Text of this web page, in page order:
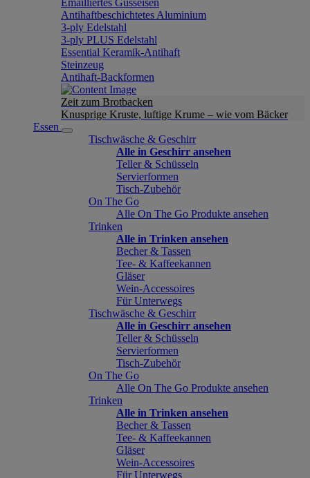
Emailliertes Gusseisen
Antihaftbeschichtetes Aluminium
3-ply Edelstahl
3-ply PLUS Edelstahl
Essential Keramik-Antihaft
Steinzeug
Antihaft-Backformen
Zeit zum Brotbacken
Knusprige Kruste, luftige Krume – wie vom Bäcker
Essen
Tischwäsche & Geschirr
Alle in Geschirr ansehen
Teller & Schüsseln
Servierformen
Tisch-Zubehör
On The Go
Alle On The Go Produkte ansehen
Trinken
Alle in Trinken ansehen
Becher & Tassen
Tee- & Kaffeekannen
Gläser
Wein-Accessoires
Für Unterwegs
Tischwäsche & Geschirr
Alle in Geschirr ansehen
Teller & Schüsseln
Servierformen
Tisch-Zubehör
On The Go
Alle On The Go Produkte ansehen
Trinken
Alle in Trinken ansehen
Becher & Tassen
Tee- & Kaffeekannen
Gläser
Wein-Accessoires
Für Unterwegs